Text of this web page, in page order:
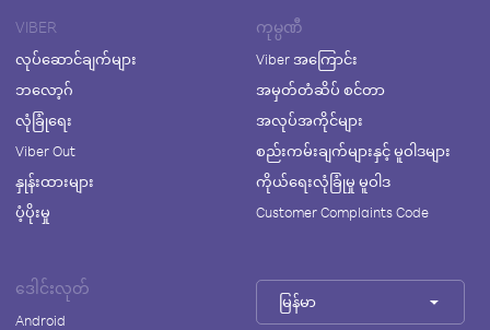
VIBER
လုပ်ဆောင်ချက်များ
ဘလော့ဂ်
လုံခြုံရေး
Viber Out
နှုန်းထားများ
ပံ့ပိုးမှု
ကုမ္ပဏီ
Viber အကြောင်း
အမှတ်တံဆိပ် စင်တာ
အလုပ်အကိုင်များ
စည်းကမ်းချက်များနှင့် မူဝါဒများ
ကိုယ်ရေးလုံခြုံမှု မူဝါဒ
Customer Complaints Code
ဒေါင်းလုတ်
Android
မြန်မာ